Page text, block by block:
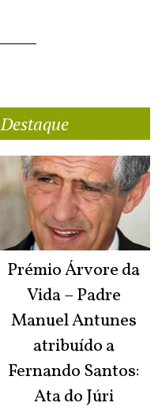
Destaque
Prémio Árvore da
Vida – Padre
Manuel Antunes
atribuído a
Fernando Santos:
Ata do Júri